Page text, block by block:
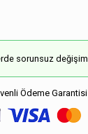
sorunsuz değişim
Ödeme Garantisi